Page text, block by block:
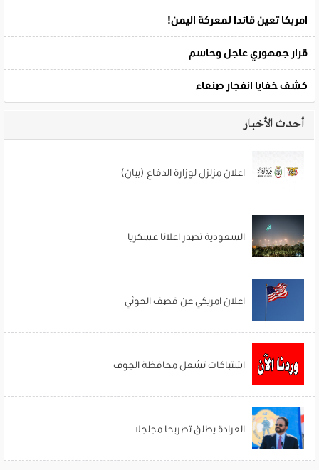
أحدث الأخبار
اعلان مزلزل لوزارة الدفاع (بيان)
السعودية تصدر اعلانا عسكريا
اعلان امريكي عن قصف الحوثي
اشتباكات تشعل محافظة الجوف
العرادة يطلق تصريحا مجلجلا